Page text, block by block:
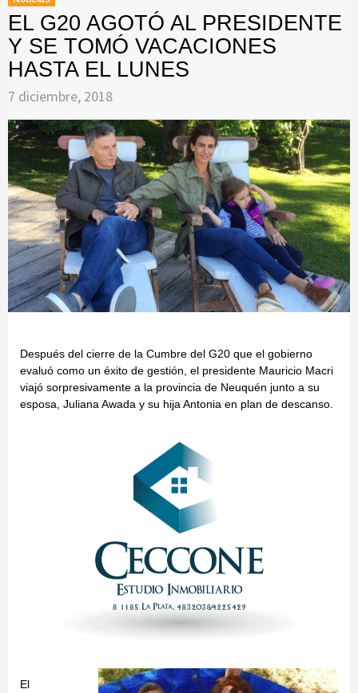
EL G20 AGOTÓ AL PRESIDENTE
Y SE TOMÓ VACACIONES
HASTA EL LUNES
7 diciembre, 2018
Después del cierre de la Cumbre del G20 que el gobierno
evaluó como un éxito de gestión, el presidente Mauricio Macri
viajó sorpresivamente a la provincia de Neuquén junto a su
esposa, Juliana Awada y su hija Antonia en plan de descanso.
El